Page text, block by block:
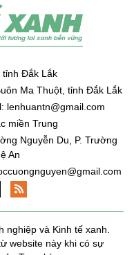
tỉnh Đắk Lắk
Ma Thuột, tỉnh Đắk Lắk
lenhuantn@gmail.com
miền Trung
Nguyễn Du, P. Trường
An
nghiệp và Kinh tế xanh.
website này khi có sự